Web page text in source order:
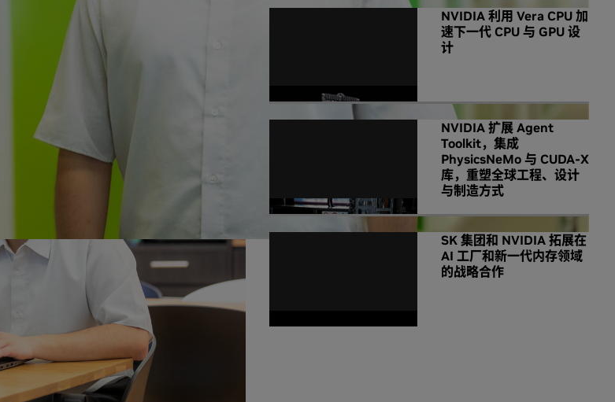
NVIDIA 利用 Vera CPU 加
速下一代 CPU 与 GPU 设
计
NVIDIA 扩展 Agent
Toolkit，集成
PhysicsNeMo 与 CUDA-X
库，重塑全球工程、设计
与制造方式
SK 集团和 NVIDIA 拓展在
AI 工厂和新一代内存领域
的战略合作